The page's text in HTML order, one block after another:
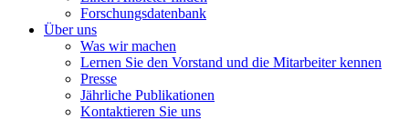
Forschungsdatenbank
Über uns
Was wir machen
Lernen Sie den Vorstand und die Mitarbeiter kennen
Presse
Jährliche Publikationen
Kontaktieren Sie uns